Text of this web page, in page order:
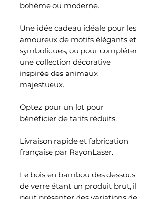
bohème ou moderne.
Une idée cadeau idéale pour les
amoureux de motifs élégants et
symboliques, ou pour compléter
une collection décorative
inspirée des animaux
majestueux.
Optez pour un lot pour
bénéficier de tarifs réduits.
Livraison rapide et fabrication
française par RayonLaser.
Le bois en bambou des dessous
de verre étant un produit brut, il
peut présenter des variations de